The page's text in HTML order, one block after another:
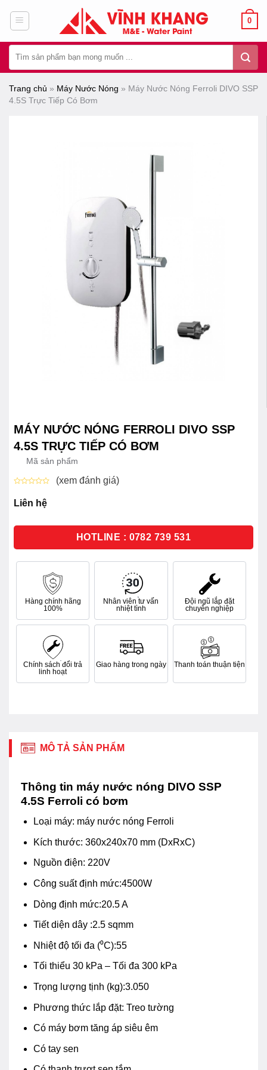
dung
0
kiếm:
Trang chủ » Máy Nước Nóng » Máy Nước Nóng Ferroli DIVO SSP
4.5S Trực Tiếp Có Bơm
MÁY NƯỚC NÓNG FERROLI DIVO SSP
4.5S TRỰC TIẾP CÓ BƠM
Mã sản phẩm
xếp
hạng
sao
(xem đánh giá)
Liên hệ
HOTLINE : 0782 739 531
Hàng chính hãng
100%
Nhân viên tư vấn
nhiệt tình
Đội ngũ lắp đặt
chuyên nghiệp
Chính sách đổi trả
linh hoạt
Giao hàng trong ngày Thanh toán thuận tiện
MÔ TẢ SẢN PHẨM
Thông tin máy nước nóng DIVO SSP
4.5S Ferroli có bơm
Loại máy: máy nước nóng Ferroli
Kích thước: 360x240x70 mm (DxRxC)
Nguồn điện: 220V
Công suất định mức:4500W
Dòng định mức:20.5 A
Tiết diện dây :2.5 sqmm
Nhiệt độ tối đa (⁰C):55
Tối thiểu 30 kPa – Tối đa 300 kPa
Trọng lượng tịnh (kg):3.050
Phương thức lắp đặt: Treo tường
Có máy bơm tăng áp siêu êm
Có tay sen